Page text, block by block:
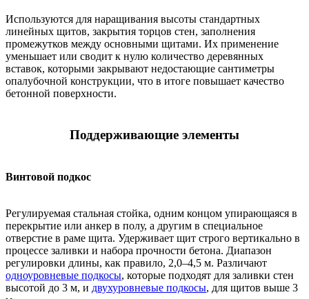
Используются для наращивания высоты стандартных
линейных щитов, закрытия торцов стен, заполнения
промежутков между основными щитами. Их применение
уменьшает или сводит к нулю количество деревянных
вставок, которыми закрывают недостающие сантиметры
опалубочной конструкции, что в итоге повышает качество
бетонной поверхности.
Поддерживающие элементы
Винтовой подкос
Регулируемая стальная стойка, одним концом упирающаяся в
перекрытие или анкер в полу, а другим в специальное
отверстие в раме щита. Удерживает щит строго вертикально в
процессе заливки и набора прочности бетона. Диапазон
регулировки длины, как правило, 2,0–4,5 м. Различают
одноуровневые подкосы, которые подходят для заливки стен
высотой до 3 м, и двухуровневые подкосы, для щитов выше 3